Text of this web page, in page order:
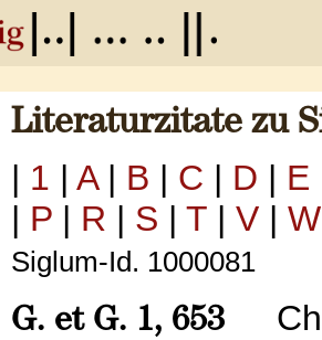
Literaturzitate zu
| 1 | A| B | C | D | E
| P | R | S | T | V | W
Siglum-Id. 1000081
G. et G. 1, 653